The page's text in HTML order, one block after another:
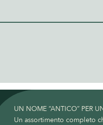
UN NOME “ANTICO” PER
Un assortimento completo